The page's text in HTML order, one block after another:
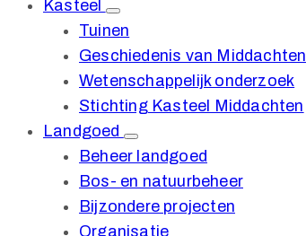
Kasteel
Tuinen
Geschiedenis van Middachten
Wetenschappelijk onderzoek
Stichting Kasteel Middachten
Landgoed
Beheer landgoed
Bos- en natuurbeheer
Bijzondere projecten
Organisatie